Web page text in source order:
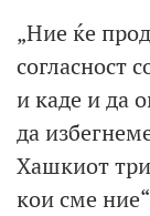
„Ние ќе
согласност
и каде и да
да
Хашкиот
кои сме